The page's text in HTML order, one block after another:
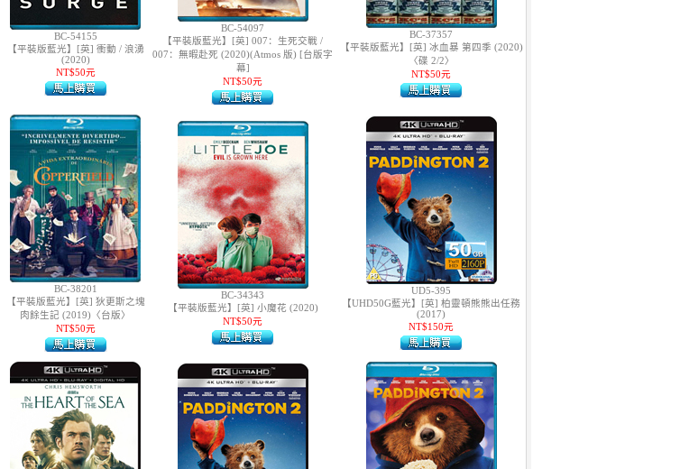
BC-54155
【平裝版藍光】[英] 衝動 / 浪湧
(2020)
NT$50元
BC-54097
【平裝版藍光】[英] 007：生死交戰 /
007：無暇赴死 (2020)(Atmos 版) [台版字
幕]
NT$50元
BC-37357
【平裝版藍光】[英] 冰血暴 第四季 (2020)
〈碟 2/2〉
NT$50元
BC-38201
【平裝版藍光】[英] 狄更斯之塊
肉餘生記 (2019)〈台版〉
NT$50元
BC-34343
【平裝版藍光】[英] 小魔花 (2020)
NT$50元
UD5-395
【UHD50G藍光】[英] 柏靈頓熊熊出任務
(2017)
NT$150元